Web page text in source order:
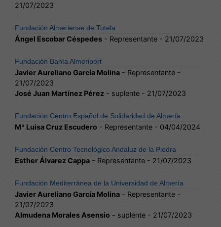
21/07/2023
Fundación Almeriense de Tutela
Ángel Escobar Céspedes - Representante - 21/07/2023
Fundación Bahía Almeriport
Javier Aureliano García Molina - Representante -
21/07/2023
José Juan Martínez Pérez - suplente - 21/07/2023
Fundación Centro Español de Solidaridad de Almería
Mª Luisa Cruz Escudero - Representante - 04/04/2024
Fundación Centro Tecnológico Andaluz de la Piedra
Esther Álvarez Cappa - Representante - 21/07/2023
Fundación Mediterránea de la Universidad de Almería
Javier Aureliano García Molina - Representante -
21/07/2023
Almudena Morales Asensio - suplente - 21/07/2023